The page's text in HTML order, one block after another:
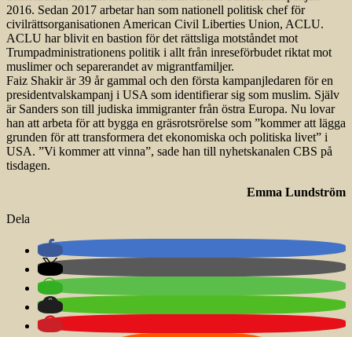
2016. Sedan 2017 arbetar han som nationell politisk chef för
civilrättsorganisationen American Civil Liberties Union, ACLU.
ACLU har blivit en bastion för det rättsliga motståndet mot
Trumpadministrationens politik i allt från inreseförbudet riktat mot
muslimer och separerandet av migrantfamiljer.
Faiz Shakir är 39 år gammal och den första kampanjledaren för en
presidentvalskampanj i USA som identifierar sig som muslim. Själv
är Sanders son till judiska immigranter från östra Europa. Nu lovar
han att arbeta för att bygga en gräsrotsrörelse som ”kommer att lägga
grunden för att transformera det ekonomiska och politiska livet” i
USA. ”Vi kommer att vinna”, sade han till nyhetskanalen CBS på
tisdagen.
Emma Lundström
Dela